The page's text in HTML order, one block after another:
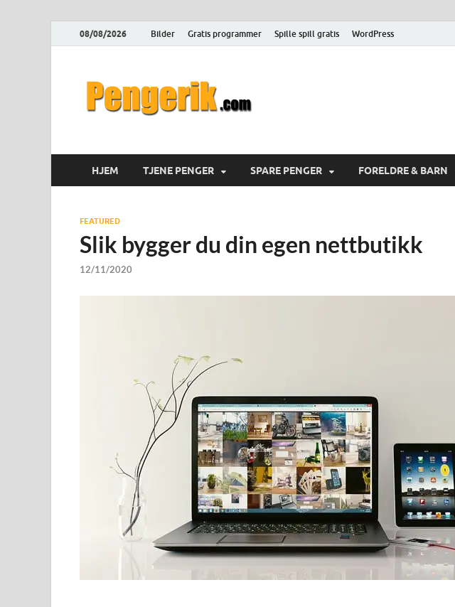
08/08/2026 Bilder Gratis programmer Spille spill gratis WordPress
HJEM TJENE PENGER SPARE PENGER FORELDRE & BARN
FEATURED
Slik bygger du din egen nettbutikk
12/11/2020